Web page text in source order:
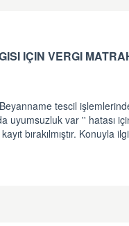
Beyanname tescil
uyumsuzluk var '' hatası
bırakılmıştır. Konuyla